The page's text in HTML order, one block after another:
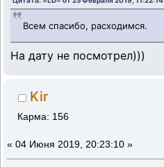
Всем спасибо, расходимся.
На дату не посмотрел)))
Kir
Карма: 156
« 04 Июня 2019, 20:23:10 »